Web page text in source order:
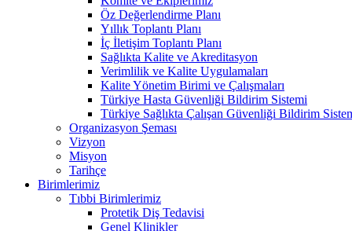
Öz Değerlendirme Planı
Yıllık Toplantı Planı
İç İletişim Toplantı Planı
Sağlıkta Kalite ve Akreditasyon
Verimlilik ve Kalite Uygulamaları
Kalite Yönetim Birimi ve Çalışmaları
Türkiye Hasta Güvenliği Bildirim Sistemi
Türkiye Sağlıkta Çalışan Güvenliği Bildirim
Organizasyon Şeması
Vizyon
Misyon
Tarihçe
Birimlerimiz
Tıbbi Birimlerimiz
Protetik Diş Tedavisi
Genel Klinikler